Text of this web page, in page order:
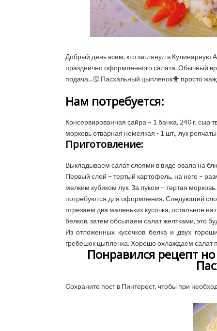
Добрый день всем, кто заглянул в
празднично оформленного салата. Обычный
подача...🤔 Пасхальный цыпленок🐥 просто
Нам потребуется:
Консервированная сайра – 1 банка, 240 г, сыр
морковь отварная немелкая - 1 шт., лук
Приготовление:
Выкладываем салат слоями в виде овала на
Первый слой – тертый картофель, на него –
мелким кубиком лук. За луком – тертая
потребуются для оформления. Следующий
отрезаем два маленьких кусочка, остальное
белков, затем обсыпаем салат желтками, это
Из отложенных кусочков белка и двух
гребешок цыпленка. Хорошо охлаждаем салат
Понравился рецепт
Сохраните пост в Пинтерест, чтобы при